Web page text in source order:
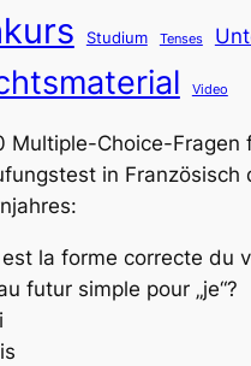
Studium Tenses
Video
Multiple-Choice-Fragen
in Französisch
la forme correcte du
futur simple pour „je“?